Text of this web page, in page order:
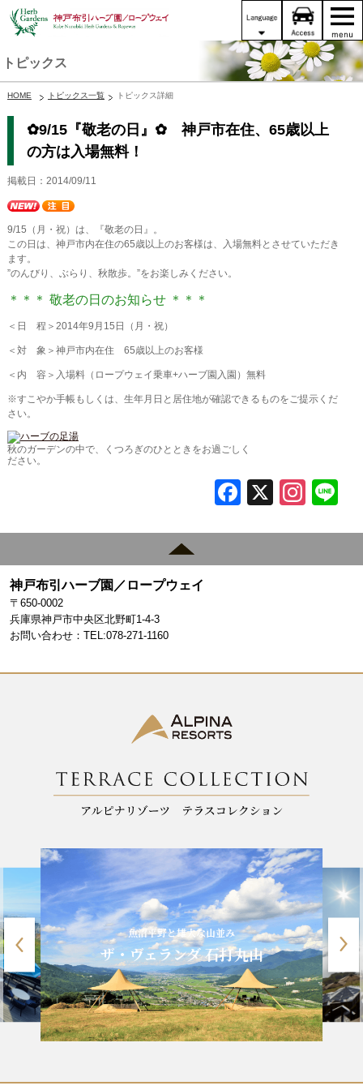
トピックス
HOME トピックス一覧 トピックス詳細
✿9/15『敬老の日』✿ 神戸市在住、65歳以上
の方は入場無料！
掲載日：2014/09/11
9/15（月・祝）は、『敬老の日』。
この日は、神戸市内在住の65歳以上のお客様は、入場無料とさせていただき
ます。
”のんびり、ぶらり、秋散歩。”をお楽しみください。
＊＊＊ 敬老の日のお知らせ ＊＊＊
＜日 程＞2014年9月15日（月・祝）
＜対 象＞神戸市内在住 65歳以上のお客様
＜内 容＞入場料（ロープウェイ乗車+ハーブ園入園）無料
※すこやか手帳もしくは、生年月日と居住地が確認できるものをご提示くだ
さい。
秋のガーデンの中で、くつろぎのひとときをお過ごしく
ださい。
F
e
k
X In
gr
神戸布引ハーブ園／ロープウェイ
〒650-0002
兵庫県神戸市中央区北野町1-4-3
お問い合わせ：TEL:078-271-1160
魚沼平野と雄大な山並み
ザ・ヴェランダ 石打丸山